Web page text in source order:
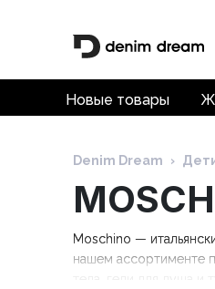
Новые товары
Denim Dream ›
Moschino —
нашем ассортименте